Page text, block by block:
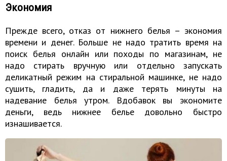
Экономия
Прежде всего, отказ от нижнего белья – экономия
времени и денег. Больше не надо тратить время на
поиск белья онлайн или походы по магазинам, не
надо стирать вручную или отдельно запускать
деликатный режим на стиральной машинке, не надо
сушить, гладить, да и даже терять минуты на
надевание белья утром. Вдобавок вы экономите
деньги, ведь нижнее белье довольно быстро
изнашивается.